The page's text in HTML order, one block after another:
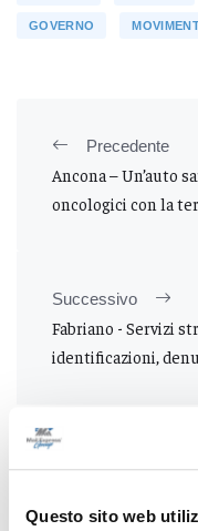
Questo sito web
GOVERNO
Precedente
Ancona – Un’auto
oncologici con la
Successivo
Fabriano - Servizi
identificazioni,